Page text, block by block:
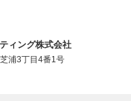
ィング株式会社
浦3丁目4番1号